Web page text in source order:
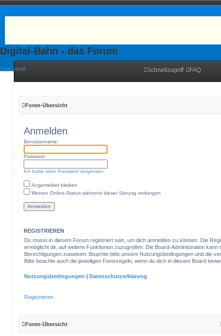
Digital-Bahn - das Forum
Zum Inhalt Schnellzugriff FAQ
Foren-Übersicht
Anmelden
Benutzername:
Passwort:
Ich habe mein Passwort vergessen
Angemeldet bleiben
Meinen Online-Status während dieser Sitzung verbergen
REGISTRIEREN
Du musst in diesem Forum registriert sein, um dich anmelden zu können. Die
ermöglicht dir, auf weitere Funktionen zuzugreifen. Die Board-Administration
Berechtigungen zuweisen. Beachte bitte unsere Nutzungsbedingungen und die
Bitte beachte auch die jeweiligen Forenregeln, wenn du dich in diesem Board
Nutzungsbedingungen | Datenschutzerklärung
Registrieren
Foren-Übersicht